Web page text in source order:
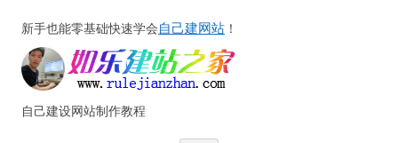
新手也能零基础快速学会自己建网站 ！
自己建设网站制作教程